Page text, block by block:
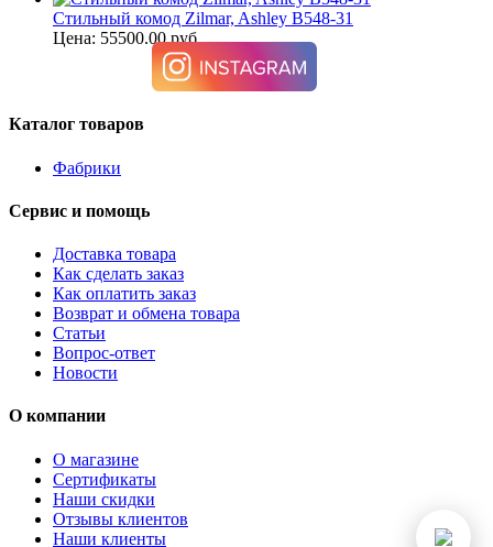
Стильный комод Zilmar, Ashley B548-31
Цена: 55500.00 руб.
Каталог товаров
Фабрики
Сервис и помощь
Доставка товара
Как сделать заказ
Как оплатить заказ
Возврат и обмена товара
Статьи
Вопрос-ответ
Новости
О компании
О магазине
Сертификаты
Наши скидки
Отзывы клиентов
Наши клиенты